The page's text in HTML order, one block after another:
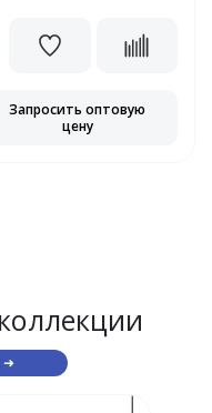
Запросить оптовую
цену